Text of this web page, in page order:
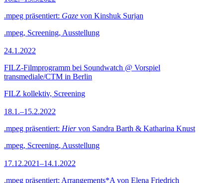
.mpeg präsentiert: Gaze von Kinshuk Surjan
.mpeg, Screening, Ausstellung
24.1.2022
FILZ-Filmprogramm bei Soundwatch @ Vorspiel
transmediale/CTM in Berlin
FILZ kollektiv, Screening
18.1.–15.2.2022
.mpeg präsentiert: Hiervon Sandra Barth & Katharina Knust
.mpeg, Screening, Ausstellung
17.12.2021–14.1.2022
.mpeg präsentiert: Arrangements*A von Elena Friedrich